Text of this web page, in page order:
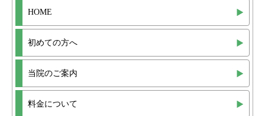
HOME
初めての方へ
当院のご案内
料金について